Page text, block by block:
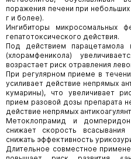
поражения печени при
г и более).
Ингибиторы микросомальных
гепатотоксического действия.
Под действием парацетамола
(хлорамфеникола)
возрастает риск отравления
При регулярном приеме в
усиливает действие непрямых
кумарины), что увеличивает
прием разовой дозы препарата
действие непрямых
Метоклопрамид и
снижает скорость
снижать эффективность
Длительное совместное